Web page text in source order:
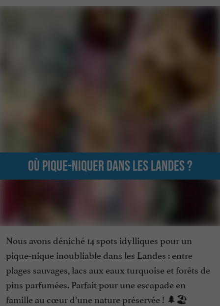
Où pique-niquer dans les Landes ?
Nous avons déniché 14 spots idylliques pour un
pique-nique inoubliable dans les Landes : entre
plages sauvages, lacs aux eaux turquoise et forêts de
pins parfumées. Parfait pour une escapade en
famille au cœur d’une nature préservée ! 🌲🏖️